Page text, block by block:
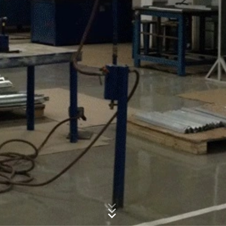
Aktivirali smo funkciju IP anonimizacije na ovom web
sajtu. Google skraćuje vašu IP adresu u okviru Evropske
unije ili drugih strana Sporazuma o Evropskom
ekonomskom prostoru prije slanja u Sjedinjene Države.
Puna IP adresa se šalje na Google server u SAD samo u
izuzetnim slučajevima i tamo se skraćuje. Google će
koristiti ove informacije u ime operatera ovog web sajta
za procjenu vašeg korišćenja web sajta, za sastavljanje
izvještaja o aktivnostima na web-sajtu i za pružanje
drugih usluga vezano za aktivnost web sajta i
korišćenje interneta za operatera web sajta. IP adresa
koju vaš pretraživač prenosi kao dio Google analitike
neće biti integrisana ni sa kakvim drugim podacima koje
posjeduje Google.
Dodaci pretraživača
Možete spriječiti da se ovi kolačići skladište odabirom
odgovarajućih podešavanja u vašem pretraživaču.
nećete moći da uživate u punoj funkcionalnosti ovog
web sajta. Također možete da spriječite da se podaci
Poruka
Upload your resume
CHOOSE A FILE
| File size: